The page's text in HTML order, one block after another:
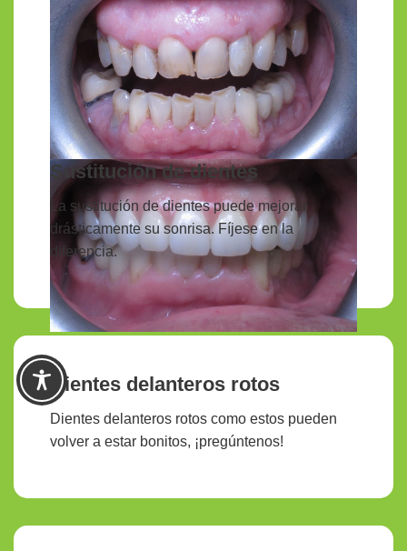
Sustitución de dientes
La sustitución de dientes puede mejorar
drásticamente su sonrisa. Fíjese en la
diferencia.
Dientes delanteros rotos
Dientes delanteros rotos como estos pueden
volver a estar bonitos, ¡pregúntenos!